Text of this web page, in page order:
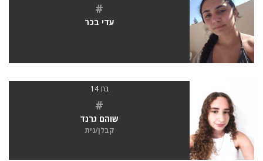
#
עדי בכר
בת 14
#
שוהם גרנד
קבלן/נית